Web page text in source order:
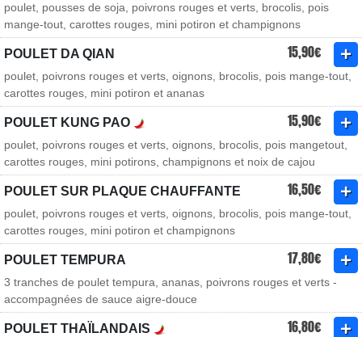
poulet, pousses de soja, poivrons rouges et verts, brocolis, pois
mange-tout, carottes rouges, mini potiron et champignons
POULET DA QIAN 15,90€
poulet, poivrons rouges et verts, oignons, brocolis, pois mange-tout,
carottes rouges, mini potiron et ananas
POULET KUNG PAO 15,90€
poulet, poivrons rouges et verts, oignons, brocolis, pois mangetout,
carottes rouges, mini potirons, champignons et noix de cajou
POULET SUR PLAQUE CHAUFFANTE 16,50€
poulet, poivrons rouges et verts, oignons, brocolis, pois mange-tout,
carottes rouges, mini potiron et champignons
POULET TEMPURA 17,80€
3 tranches de poulet tempura, ananas, poivrons rouges et verts -
accompagnées de sauce aigre-douce
POULET THAÏLANDAIS 16,80€